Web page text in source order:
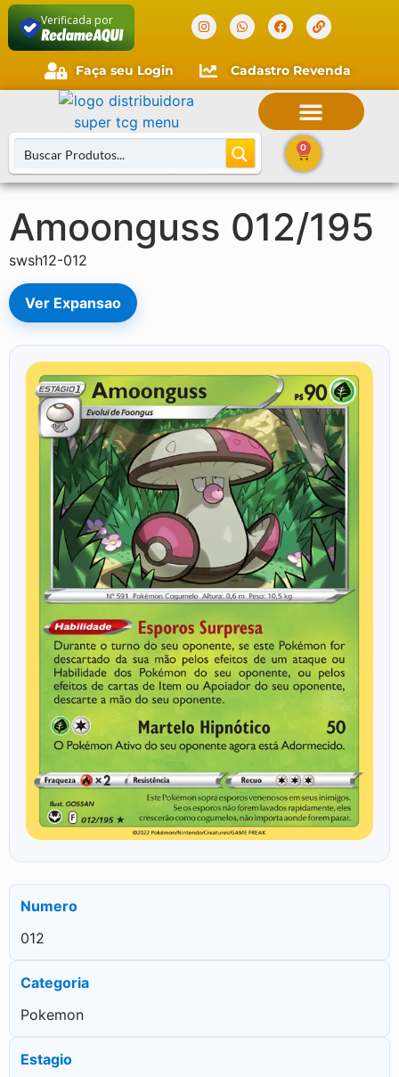
Verificada por
Faça seu Login Cadastro Revenda
0
Amoonguss 012/195
swsh12-012
Ver Expansao
Numero
012
Categoria
Pokemon
Estagio